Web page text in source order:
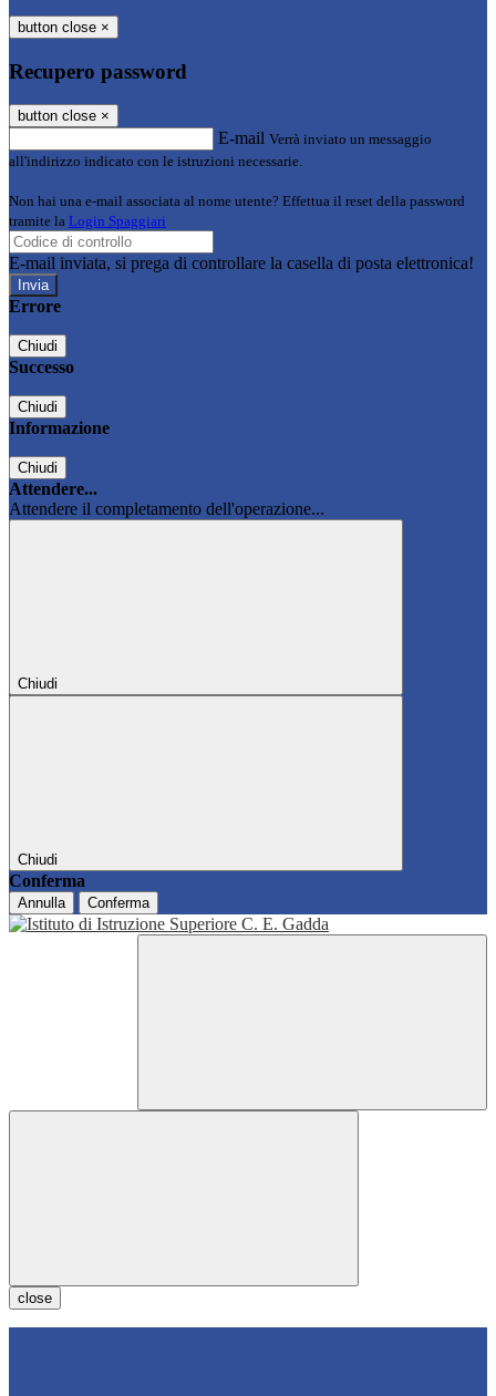
button close ×
Recupero password
button close ×
E-mail Verrà inviato un messaggio
all'indirizzo indicato con le istruzioni necessarie.
Non hai una e-mail associata al nome utente? Effettua il reset della password
tramite la Login Spaggiari
E-mail inviata, si prega di controllare la casella di posta elettronica!
Errore
Chiudi
Successo
Chiudi
Informazione
Chiudi
Attendere...
Attendere il completamento dell'operazione...
Chiudi
Chiudi
Conferma
Annulla Conferma
close